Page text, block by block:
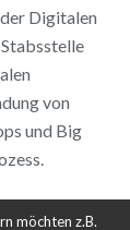
Digitalen
von
und Big
möchten z.B.